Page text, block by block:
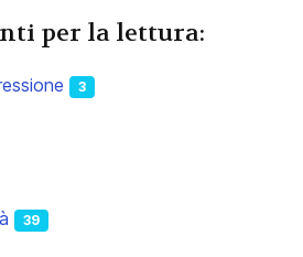
per la lettura:
3
39